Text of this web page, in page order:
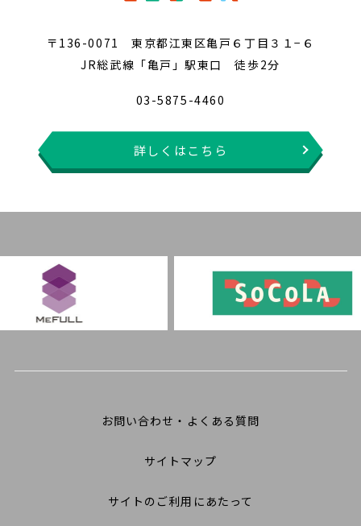
〒136-0071 東京都江東区亀戸６丁目３１−６
JR総武線「亀戸」駅東口 徒歩2分
03-5875-4460
詳しくはこちら
お問い合わせ・よくある質問
サイトマップ
サイトのご利用にあたって